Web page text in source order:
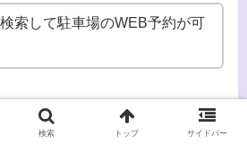
索して駐車場のWEB予約が可
約はこちら／
検索 トップ サイドバー